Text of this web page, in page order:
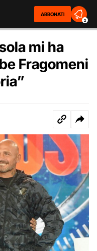
ABBONATI
2
mi ha
Fragomeni